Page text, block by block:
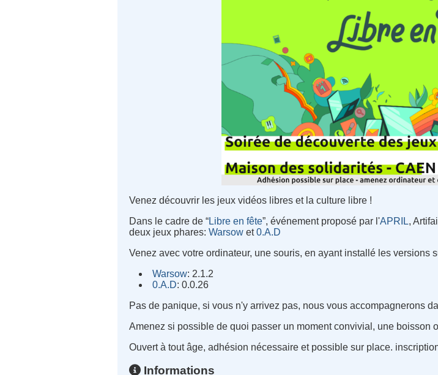
Venez découvrir les jeux vidéos libres et la culture libre !
Dans le cadre de “Libre en fête”, événement proposé par l'APRIL,
deux jeux phares:Warsow et0.A.D
Venez avec votre ordinateur, une souris, en ayant installé les versions
Warsow: 2.1.2
0.A.D: 0.0.26
Pas de panique, si vous n'y arrivez pas, nous vous accompagnerons
Amenez si possible de quoi passer un moment convivial, une boisson
Ouvert à tout âge, adhésion nécessaire et possible sur place.
Informations